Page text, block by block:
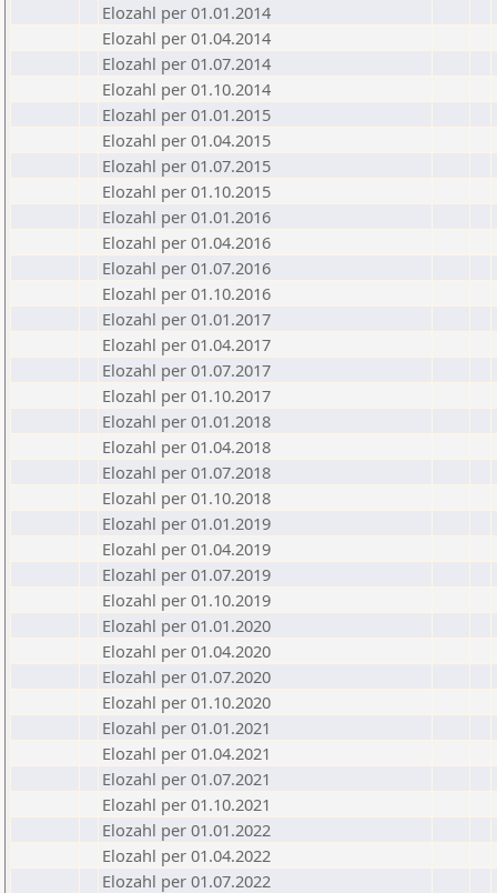
Elozahl per 01.01.2014
Elozahl per 01.04.2014
Elozahl per 01.07.2014
Elozahl per 01.10.2014
Elozahl per 01.01.2015
Elozahl per 01.04.2015
Elozahl per 01.07.2015
Elozahl per 01.10.2015
Elozahl per 01.01.2016
Elozahl per 01.04.2016
Elozahl per 01.07.2016
Elozahl per 01.10.2016
Elozahl per 01.01.2017
Elozahl per 01.04.2017
Elozahl per 01.07.2017
Elozahl per 01.10.2017
Elozahl per 01.01.2018
Elozahl per 01.04.2018
Elozahl per 01.07.2018
Elozahl per 01.10.2018
Elozahl per 01.01.2019
Elozahl per 01.04.2019
Elozahl per 01.07.2019
Elozahl per 01.10.2019
Elozahl per 01.01.2020
Elozahl per 01.04.2020
Elozahl per 01.07.2020
Elozahl per 01.10.2020
Elozahl per 01.01.2021
Elozahl per 01.04.2021
Elozahl per 01.07.2021
Elozahl per 01.10.2021
Elozahl per 01.01.2022
Elozahl per 01.04.2022
Elozahl per 01.07.2022